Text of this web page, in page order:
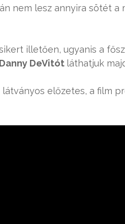
nem lesz annyira sötét
illetően, ugyanis a
DeVitót láthatjuk
előzetes, a film